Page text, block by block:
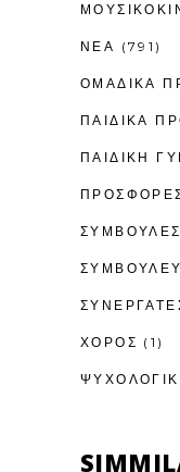
ΝΕΑ (791)
ΟΜΑΔΙΚΑ
ΠΑΙΔΙΚΆ
ΠΑΙΔΙΚΉ
ΧΟΡΟΣ (1)